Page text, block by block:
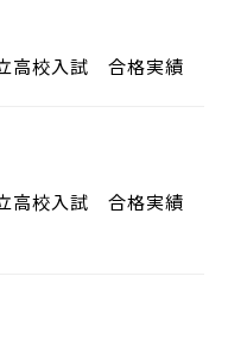
高校入試 合格実績
高校入試 合格実績